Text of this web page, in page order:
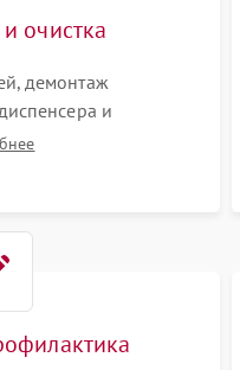
очистка
демонтаж
и
внутренних